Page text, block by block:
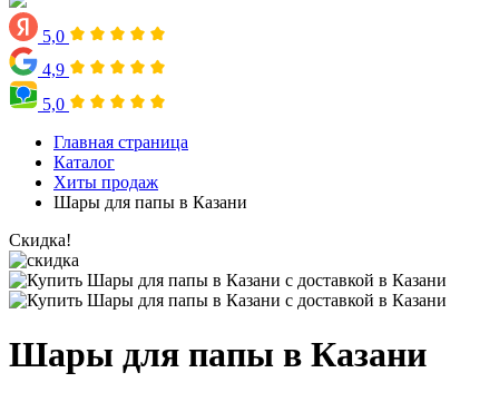
5,0
4,9
5,0
Главная страница
Каталог
Хиты продаж
Шары для папы в Казани
Скидка!
Шары для папы в Казани